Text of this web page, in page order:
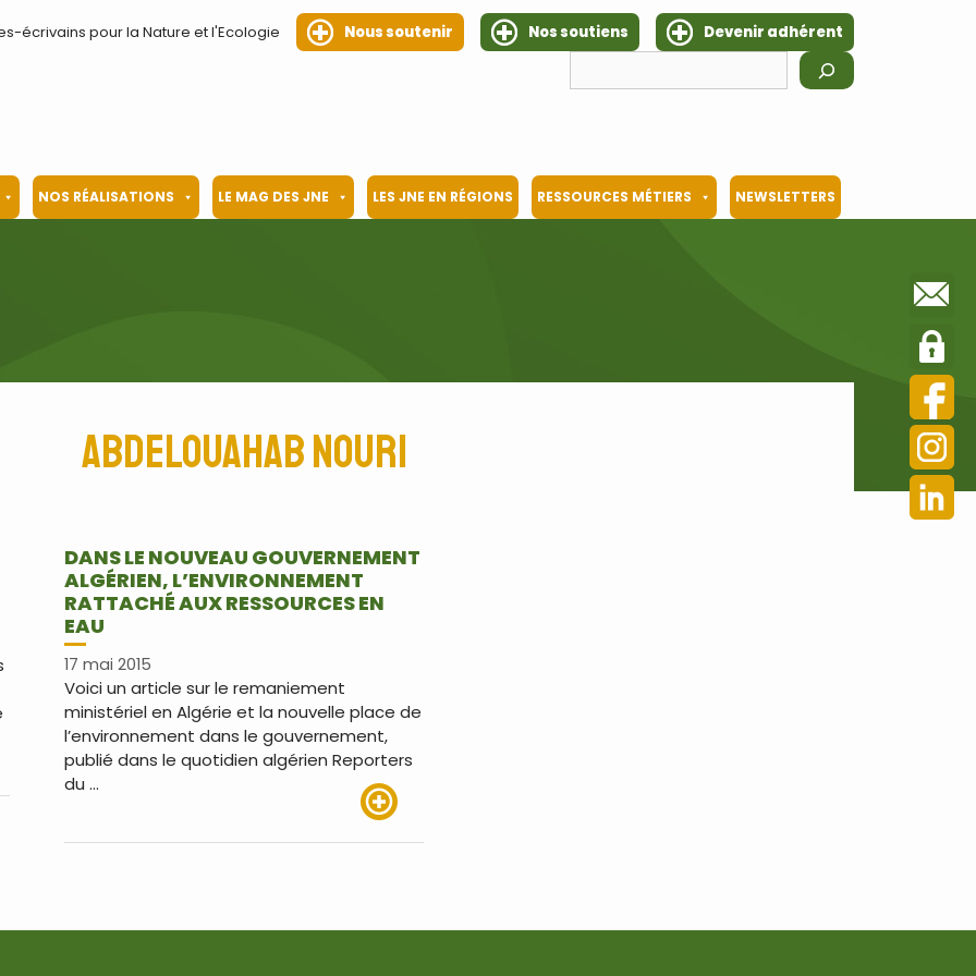
écrivains pour la Nature et l'Ecologie Nous soutenir Nos soutiens
Devenir adhérent
NOS RÉALISATIONS LE MAG DES JNE LES JNE EN RÉGIONS RESSOURCES MÉTIERS NEWSLETTERS
Abdelouahab Nouri
DANS LE NOUVEAU GOUVERNEMENT
ALGÉRIEN, L’ENVIRONNEMENT
RATTACHÉ AUX RESSOURCES EN
EAU
17 mai 2015
Voici un article sur le remaniement
ministériel en Algérie et la nouvelle place de
l’environnement dans le gouvernement,
publié dans le quotidien algérien Reporters
du …